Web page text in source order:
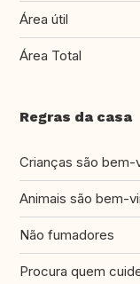
Área útil
Área Total
Regras da casa
Crianças são bem-
Animais são bem-
Não fumadores
Procura quem